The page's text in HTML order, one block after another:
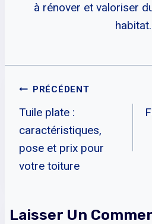
à rénover et valoriser
habitat.
Navigation
De
L’article
PRÉCÉDENT
Tuile plate :
caractéristiques,
pose et prix pour
votre toiture
Laisser Un